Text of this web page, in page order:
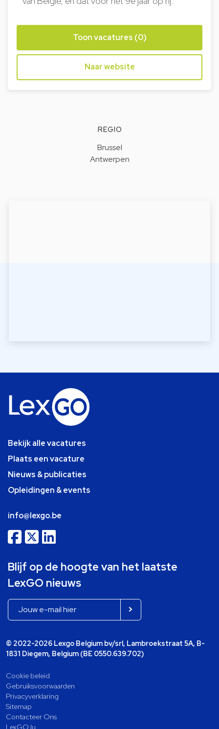
Toon vacatures (0)
Naar website
REGIO
Brussel
Antwerpen
Bekijk alle vacatures
Plaats een vacature
Nieuws & publicaties
Opleidingen & events
info@lexgo.be
Blijf op de hoogte van het laatste
LexGO nieuws
© 2022-2026 Lexgo Belgium bv/srl, Lambroekstraat 5A, B-
1831 Diegem, Belgium (BE 0550.639.702)
Cookie beleid
Gebruiksvoorwaarden
Privacyverklaring
Sitemap
Contacteer Ons
LexGO.lu